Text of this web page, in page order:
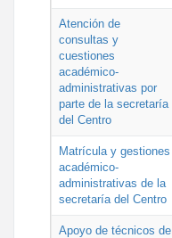
Atención de
consultas y
cuestiones
académico-
administrativas por
parte de la secretaría
del Centro
Matrícula y gestiones
académico-
administrativas de la
secretaría del Centro
Apoyo de técnicos de